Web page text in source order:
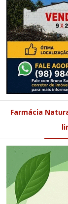
Farmácia